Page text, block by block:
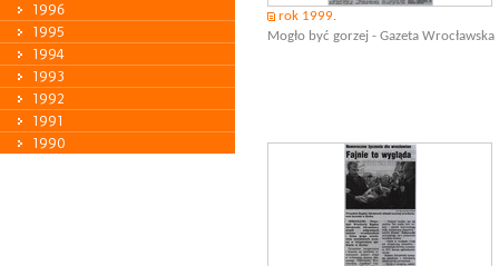
1996
1995
1994
1993
1992
1991
1990
rok 1999.
Mogło być gorzej - Gazeta Wrocławska